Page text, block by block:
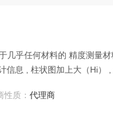
几乎任何材料的 精度测量
信息 , 柱状图加上大（Hi）
性质：代理商